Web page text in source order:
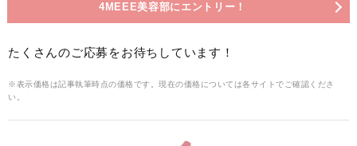
4MEEE美容部にエントリー！
たくさんのご応募をお待ちしています！
※表示価格は記事執筆時点の価格です。現在の価格については各サイトでご確認くださ
い。